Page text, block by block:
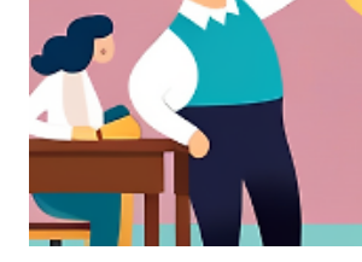
모집연령대 : 60대 9.모집직종 : 제조단순종사원
12.고용예정인원 : 인턴십 시행이수 계속고용 또는
명 100% 계획 2. 근로조건 ..